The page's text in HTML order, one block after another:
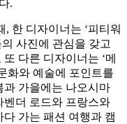
.
한 디자이너는 ‘피티워
사진에 관심을 갖고
다른 디자이너는 ‘메
화와 예술에 포인트를
과 가을에는 나오시마
벤더 로드와 프랑스와
가는 패션 여행과 캠